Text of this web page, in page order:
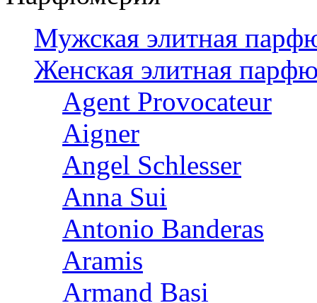
Мужская элитная
Женская элитная
Agent Provocateur
Aigner
Angel Schlesser
Anna Sui
Antonio Banderas
Aramis
Armand Basi